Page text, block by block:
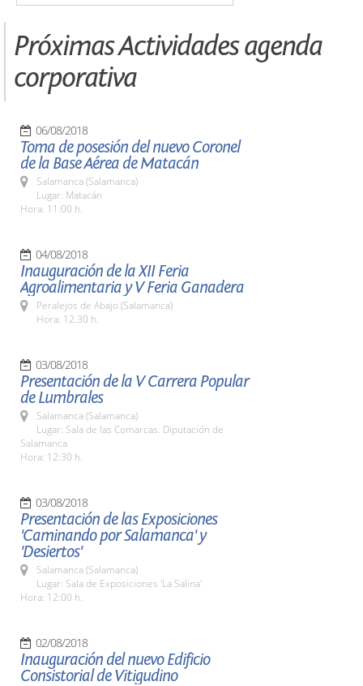
Próximas Actividades agenda
corporativa
06/08/2018
Toma de posesión del nuevo Coronel
de la Base Aérea de Matacán
Salamanca (Salamanca)
Lugar: Matacán
Hora: 11:00 h.
04/08/2018
Inauguración de la XII Feria
Agroalimentaria y V Feria Ganadera
Peralejos de Abajo (Salamanca)
Hora: 12.30 h.
03/08/2018
Presentación de la V Carrera Popular
de Lumbrales
Salamanca (Salamanca)
Lugar: Sala de las Comarcas. Diputación de
Salamanca
Hora: 12:30 h.
03/08/2018
Presentación de las Exposiciones
'Caminando por Salamanca' y
'Desiertos'
Salamanca (Salamanca)
Lugar: Sala de Exposiciones 'La Salina'
Hora: 12:00 h.
02/08/2018
Inauguración del nuevo Edificio
Consistorial de Vitigudino